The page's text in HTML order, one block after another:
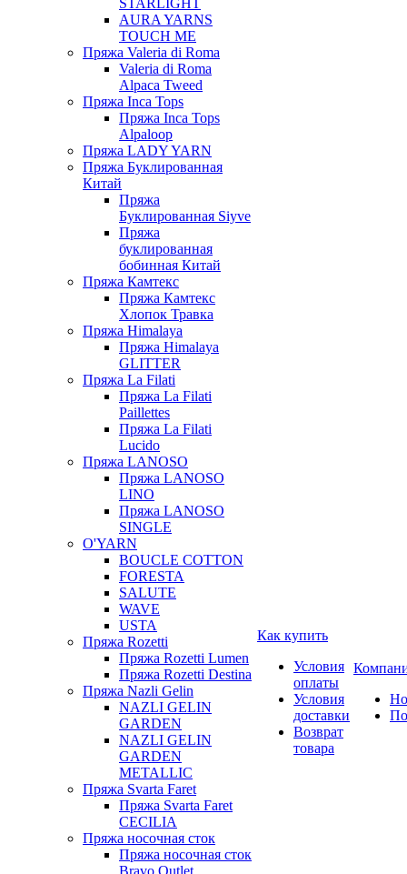
STARLIGHT
AURA YARNS
TOUCH ME
Пряжа Valeria di Roma
Valeria di Roma
Alpaca Tweed
Пряжа Inca Tops
Пряжа Inca Tops
Alpaloop
Пряжа LADY YARN
Пряжа Буклированная
Китай
Пряжа
Буклированная Siyve
Пряжа
буклированная
бобинная Китай
Пряжа Камтекс
Пряжа Камтекс
Хлопок Травка
Пряжа Himalaya
Пряжа Himalaya
GLITTER
Пряжа La Filati
Пряжа La Filati
Paillettes
Пряжа La Filati
Lucido
Пряжа LANOSO
Пряжа LANOSO
LINO
Пряжа LANOSO
SINGLE
O'YARN
BOUCLE COTTON
FORESTA
SALUTE
WAVE
USTA
Пряжа Rozetti
Пряжа Rozetti Lumen
Пряжа Rozetti Destina
Пряжа Nazli Gelin
NAZLI GELIN
GARDEN
NAZLI GELIN
GARDEN
METALLIC
Пряжа Svarta Faret
Пряжа Svarta Faret
CECILIA
Пряжа носочная сток
Пряжа носочная сток
Bravo Outlet
Как купить
Условия
оплаты
Условия
доставки
Возврат
товара